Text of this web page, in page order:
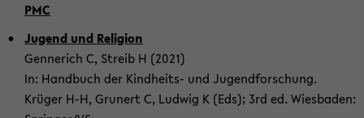
PMC
Ju­gend und Re­li­gion
Gen­ner­ich C, Streib H (2021)
In: Hand­buch der Kindheits-​ und Ju­gend­forschung.
Krüger H-H, Grunert C, Lud­wig K (Eds); 3rd ed. Wies­baden: